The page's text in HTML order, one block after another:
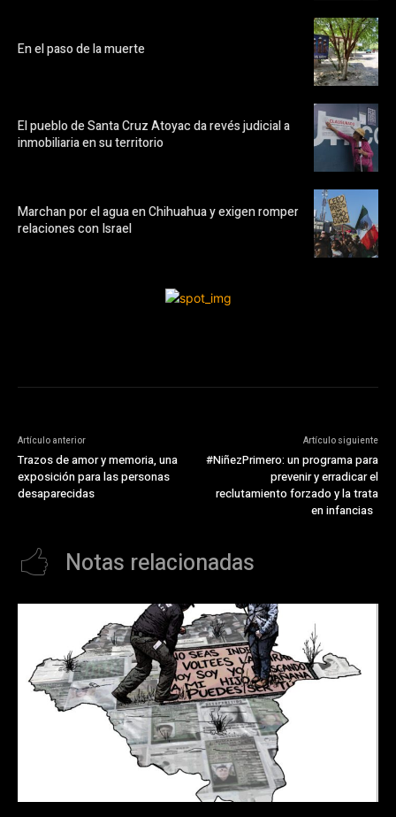
En el paso de la muerte
El pueblo de Santa Cruz Atoyac da revés judicial a
inmobiliaria en su territorio
Marchan por el agua en Chihuahua y exigen romper
relaciones con Israel
Artículo anterior
Trazos de amor y memoria, una
exposición para las personas
desaparecidas
Artículo siguiente
#NiñezPrimero: un programa para
prevenir y erradicar el
reclutamiento forzado y la trata
en infancias
Notas relacionadas